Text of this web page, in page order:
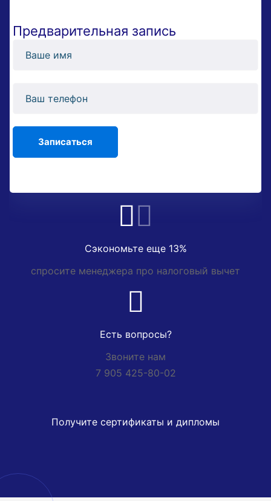
Предварительная запись
Сэкономьте еще 13%
спросите менеджера про налоговый вычет
Есть вопросы?
Звоните нам
7 905 425-80-02
Получите сертификаты и дипломы